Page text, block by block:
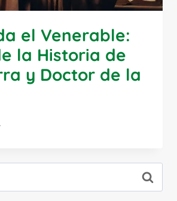
el Venerable:
la Historia de
y Doctor de la